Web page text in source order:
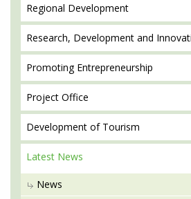
Regional Development
Research, Development and
Promoting Entrepreneurship
Project Office
Development of Tourism
Latest News
News